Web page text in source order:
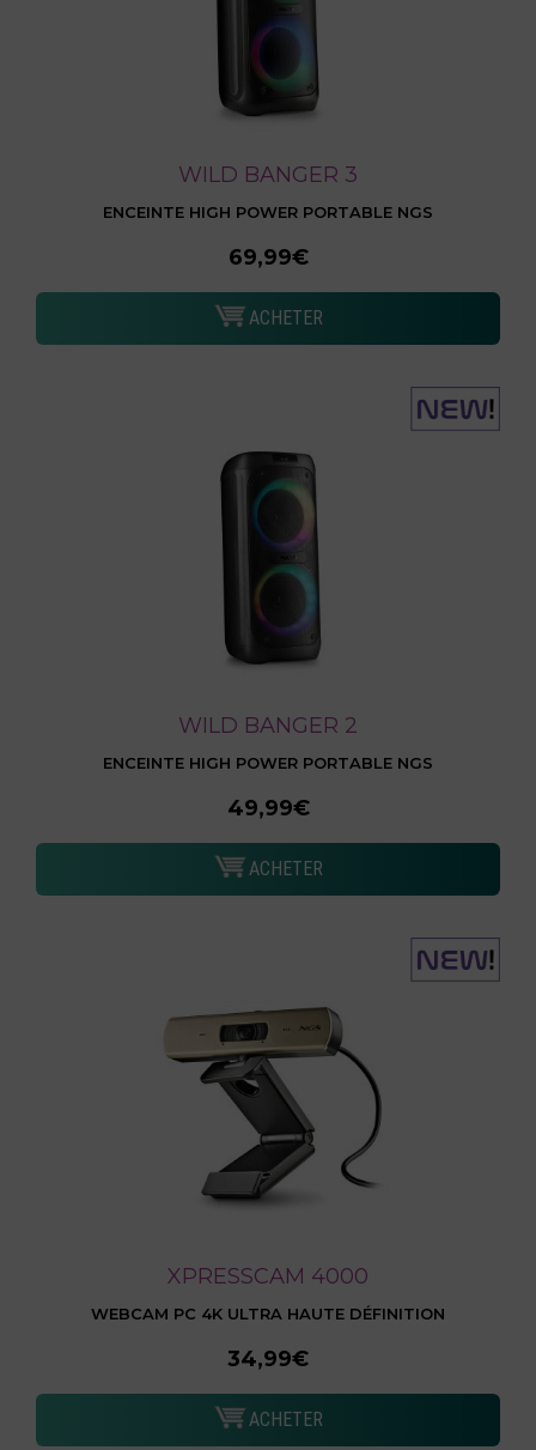
WILD BANGER 3
ENCEINTE HIGH POWER PORTABLE NGS
69,99€
ACHETER
WILD BANGER 2
ENCEINTE HIGH POWER PORTABLE NGS
49,99€
ACHETER
XPRESSCAM 4000
WEBCAM PC 4K ULTRA HAUTE DÉFINITION
34,99€
ACHETER